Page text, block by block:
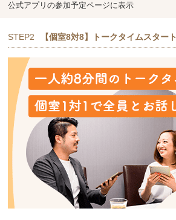
公式アプリの参加予定ページに表示
STEP2 【個室8対8】トークタイムスタート